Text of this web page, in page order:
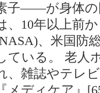
子――が身体の
、10年以上前
、米国防
ている。 老人
、雑誌やテレ
『メディケア』